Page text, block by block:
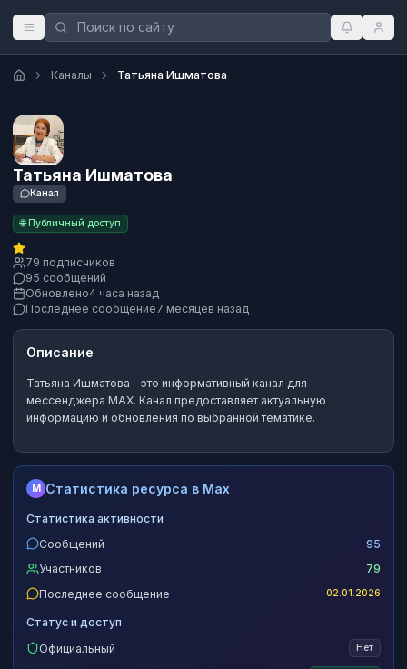
Каналы Татьяна Ишматова
Татьяна Ишматова
Канал
🌐 Публичный доступ
79 подписчиков
95 сообщений
Обновлено4 часа назад
Последнее сообщение7 месяцев назад
Описание
Татьяна Ишматова - это информативный канал для
мессенджера MAX. Канал предоставляет актуальную
информацию и обновления по выбранной тематике.
M Статистика ресурса в Max
Статистика активности
Сообщений
95
Участников
79
Последнее сообщение
02.01.2026
Статус и доступ
Официальный
Нет